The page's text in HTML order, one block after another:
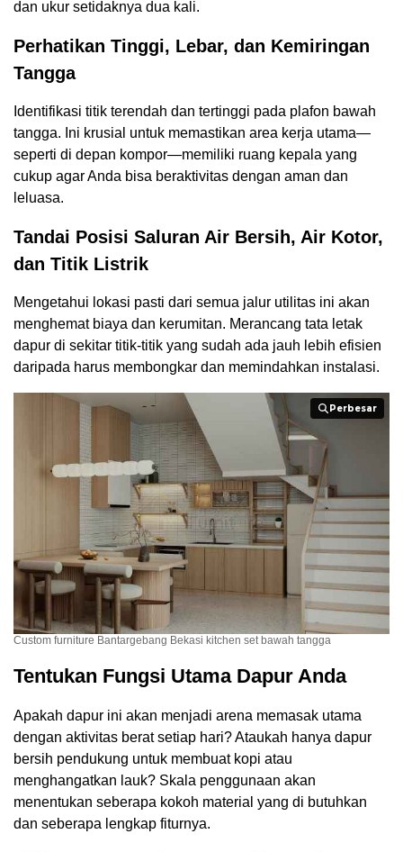
dan ukur setidaknya dua kali.
Perhatikan Tinggi, Lebar, dan Kemiringan
Tangga
Identifikasi titik terendah dan tertinggi pada plafon bawah
tangga. Ini krusial untuk memastikan area kerja utama—
seperti di depan kompor—memiliki ruang kepala yang
cukup agar Anda bisa beraktivitas dengan aman dan
leluasa.
Tandai Posisi Saluran Air Bersih, Air Kotor,
dan Titik Listrik
Mengetahui lokasi pasti dari semua jalur utilitas ini akan
menghemat biaya dan kerumitan. Merancang tata letak
dapur di sekitar titik-titik yang sudah ada jauh lebih efisien
daripada harus membongkar dan memindahkan instalasi.
Perbesar
Perbesar
Custom furniture Bantargebang Bekasi kitchen set bawah tangga
Tentukan Fungsi Utama Dapur Anda
Apakah dapur ini akan menjadi arena memasak utama
dengan aktivitas berat setiap hari? Ataukah hanya dapur
bersih pendukung untuk membuat kopi atau
menghangatkan lauk? Skala penggunaan akan
menentukan seberapa kokoh material yang di butuhkan
dan seberapa lengkap fiturnya.